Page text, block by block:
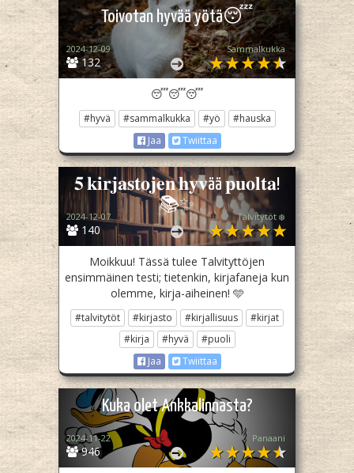
Toivotan hyvää yötä😴
132
2024-12-09 Sammalkukka
😴😴😴
#hyvä #sammalkukka #yö
#hauska
Jaa
Twiittaa
𝟓 𝐤𝐢𝐫𝐣𝐚𝐬𝐭𝐨𝐣𝐞𝐧 𝐡𝐲𝐯ää 𝐩𝐮𝐨𝐥𝐭𝐚!
📚✨
140
2024-12-07 Talvitytöt ❄️
Moikkuu! Tässä tulee Talvityttöjen
ensimmäinen testi; tietenkin, kirjafaneja kun
olemme, kirja-aiheinen! 🩵
#talvitytöt #kirjasto #kirjallisuus
#kirjat
#kirja
#hyvä
#puoli
Jaa
Twiittaa
Kuka olet Ankkalinnasta?
946
2024-11-22 Panaani